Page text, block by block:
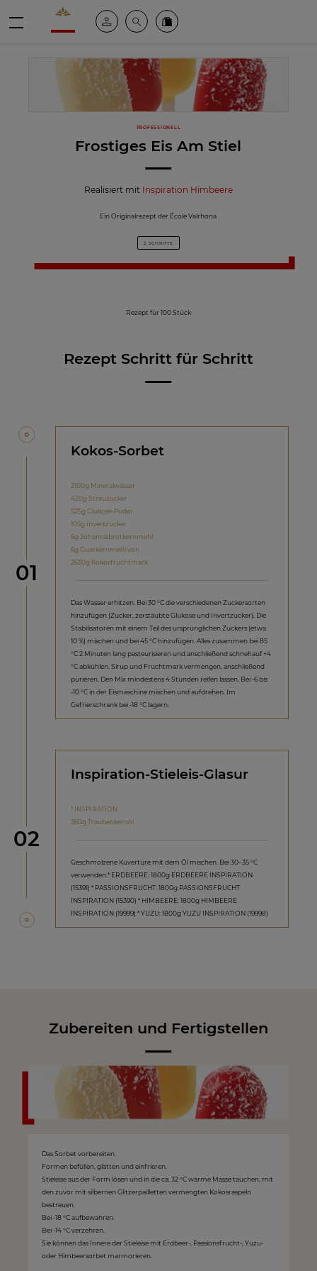
Valrhona - Imaginons le meilleur du chocolat
Mein kontoSuche Valrhona Collection
PROFESSIONELL
Frostiges Eis Am Stiel
Realisiert mit Inspiration Himbeere
Ein Originalrezept der École Valrhona
2 SCHRITTE
Rezept für 100 Stück
Rezept Schritt für Schritt
Schritt
01
Kokos-Sorbet
2100g Mineralwasser
420g Streuzucker
525g Glukose-Puder
105g Invertzucker
6g Johannisbrotkernmehl
6g Guarkernmehl von
2630g Kokosfruchtmark
Das Wasser erhitzen. Bei 30 °C die verschiedenen Zuckersorten
hinzufügen (Zucker, zerstäubte Glukose und Invertzucker). Die
Stabilisatoren mit einem Teil des ursprünglichen Zuckers (etwa
10 %) mischen und bei 45 °C hinzufügen. Alles zusammen bei 85
°C 2 Minuten lang pasteurisieren und anschließend schnell auf +4
°C abkühlen. Sirup und Fruchtmark vermengen, anschließend
pürieren. Den Mix mindestens 4 Stunden reifen lassen. Bei -6 bis
-10 °C in der Eismaschine mischen und aufdrehen. Im
Gefrierschrank bei -18 °C lagern.
Schritt
02
Inspiration-Stieleis-Glasur
* INSPIRATION
360g Traubenkernöl
Geschmolzene Kuvertüre mit dem Öl mischen. Bei 30–35 °C
verwenden.* ERDBEERE: 1800g ERDBEERE INSPIRATION
(15391) * PASSIONSFRUCHT: 1800g PASSIONSFRUCHT
INSPIRATION (15390) * HIMBEERE: 1800g HIMBEERE
INSPIRATION (19999) * YUZU: 1800g YUZU INSPIRATION (19998)
Zubereiten und Fertigstellen
Das Sorbet vorbereiten.
Formen befüllen, glätten und einfrieren.
Stieleise aus der Form lösen und in die ca. 32 °C warme Masse tauchen, mit
den zuvor mit silbernen Glitzerpailletten vermengten Kokosraspeln
bestreuen.
Bei -18 °C aufbewahren.
Bei -14 °C verzehren.
Sie können das Innere der Stieleise mit Erdbeer-, Passionsfrucht-, Yuzu-
oder Himbeersorbet marmorieren.